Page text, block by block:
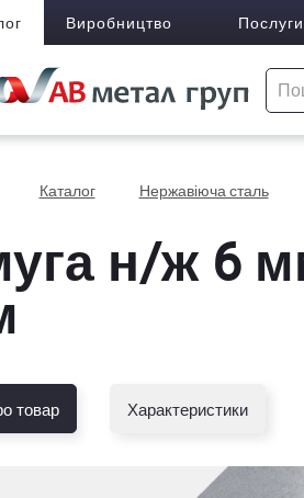
Виробництво Послуги
Каталог Нержавіюча сталь
н/ж 6
товар Характеристики